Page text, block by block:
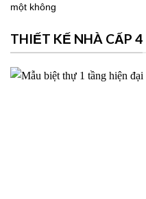
một không
THIẾT KẾ NHÀ CẤP 4